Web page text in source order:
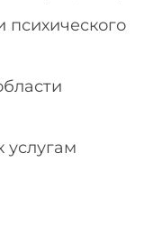
психического
услугам